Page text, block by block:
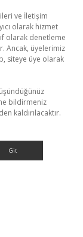
ve İletişim
olarak hizmet
olarak denetleme
Ancak, üyelerimiz
siteye üye olarak
bildirmeniz
kaldırılacaktır.